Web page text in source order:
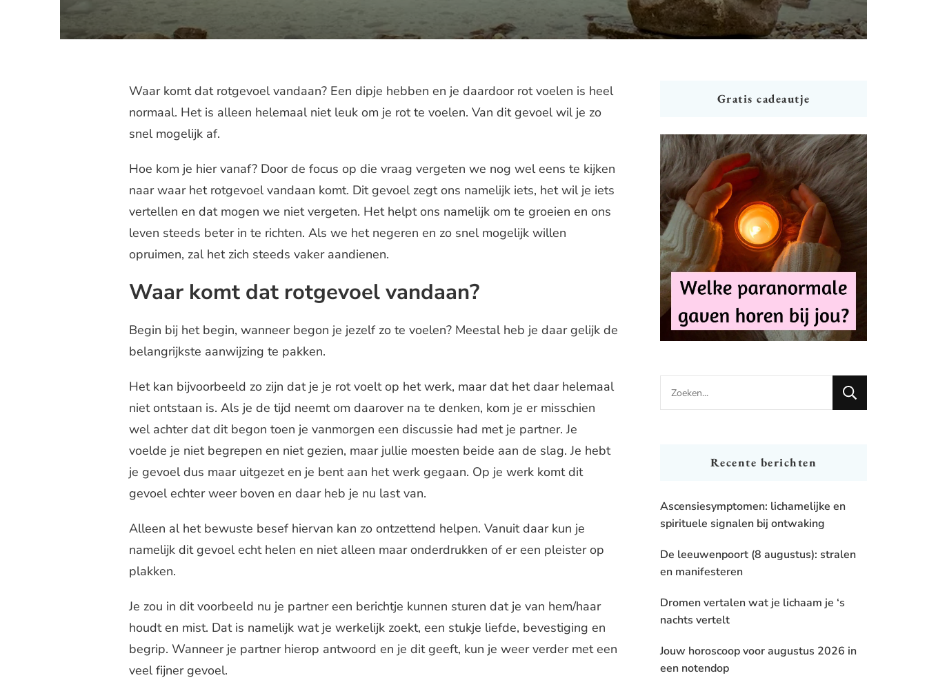
Waar komt dat rotgevoel vandaan? Een dipje hebben en je daardoor rot voelen is heel
normaal. Het is alleen helemaal niet leuk om je rot te voelen. Van dit gevoel wil je zo
snel mogelijk af.
Hoe kom je hier vanaf? Door de focus op die vraag vergeten we nog wel eens te kijken
naar waar het rotgevoel vandaan komt. Dit gevoel zegt ons namelijk iets, het wil je iets
vertellen en dat mogen we niet vergeten. Het helpt ons namelijk om te groeien en ons
leven steeds beter in te richten. Als we het negeren en zo snel mogelijk willen
opruimen, zal het zich steeds vaker aandienen.
Waar komt dat rotgevoel vandaan?
Begin bij het begin, wanneer begon je jezelf zo te voelen? Meestal heb je daar gelijk de
belangrijkste aanwijzing te pakken.
Het kan bijvoorbeeld zo zijn dat je je rot voelt op het werk, maar dat het daar helemaal
niet ontstaan is. Als je de tijd neemt om daarover na te denken, kom je er misschien
wel achter dat dit begon toen je vanmorgen een discussie had met je partner. Je
voelde je niet begrepen en niet gezien, maar jullie moesten beide aan de slag. Je hebt
je gevoel dus maar uitgezet en je bent aan het werk gegaan. Op je werk komt dit
gevoel echter weer boven en daar heb je nu last van.
Alleen al het bewuste besef hiervan kan zo ontzettend helpen. Vanuit daar kun je
namelijk dit gevoel echt helen en niet alleen maar onderdrukken of er een pleister op
plakken.
Je zou in dit voorbeeld nu je partner een berichtje kunnen sturen dat je van hem/haar
houdt en mist. Dat is namelijk wat je werkelijk zoekt, een stukje liefde, bevestiging en
begrip. Wanneer je partner hierop antwoord en je dit geeft, kun je weer verder met een
veel fijner gevoel.
Gratis cadeautje
Looking
for
Recente berichten
Ascensiesymptomen: lichamelijke en
spirituele signalen bij ontwaking
De leeuwenpoort (8 augustus): stralen
en manifesteren
Dromen vertalen wat je lichaam je ‘s
nachts vertelt
Jouw horoscoop voor augustus 2026 in
een notendop